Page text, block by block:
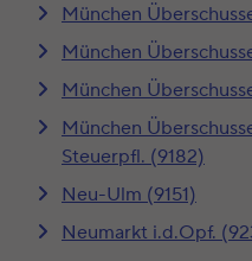
München
München
München
München
Steuerpfl. (9182)
Neu-Ulm (9151)
Neumarkt i.d.Opf.